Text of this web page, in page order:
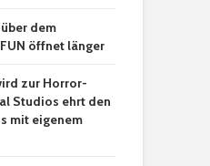
dem
öffnet länger
zur Horror-
Studios ehrt den
mit eigenem